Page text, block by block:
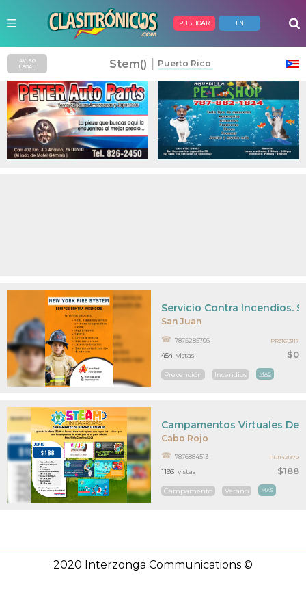
PUBLICAR EN
Anuncios Pagados
San Juan
$0
Servicio Contra Incendios.
7875285706
Prevención Incendios MAS
454 vistas
PR31613117
Cabo Rojo
$188
Campamentos Virtuales De
7876884513
Campamento Verano MAS
1193 vistas
PR11421370
AVISO
LEGAL
Stem() Puerto Rico
2020 Interzonga Communications ©